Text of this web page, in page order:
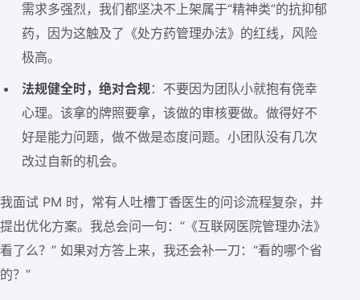
需求多强烈，我们都坚决不上架属于“精神类”的抗抑郁
药，因为这触及了《处方药管理办法》的红线，风险
极高。
法规健全时，绝对合规：不要因为团队小就抱有侥幸
心理。该拿的牌照要拿，该做的审核要做。做得好不
好是能力问题，做不做是态度问题。小团队没有几次
改过自新的机会。
我面试 PM 时，常有人吐槽丁香医生的问诊流程复杂，并
提出优化方案。我总会问一句：“《互联网医院管理办法》
看了么？” 如果对方答上来，我还会补一刀：“看的哪个省
的？”